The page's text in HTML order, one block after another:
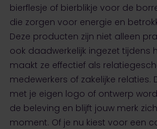
bierflesje of bierblikje voor de
die zorgen voor energie en
Deze producten zijn niet alleen
ook daadwerkelijk ingezet tijdens
maakt ze effectief als
medewerkers of zakelijke relaties.
met je eigen logo of ontwerp
de beleving en blijft jouw merk
moment. Of je nu kiest voor een